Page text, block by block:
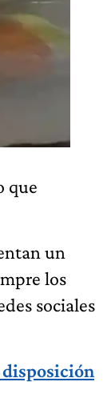
que
un
los
sociales
disposición